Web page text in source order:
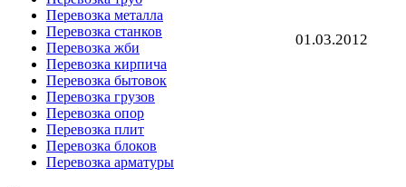
Перевозка металла
Перевозка станков
Перевозка жби
Перевозка кирпича
Перевозка бытовок
Перевозка грузов
Перевозка опор
Перевозка плит
Перевозка блоков
Перевозка арматуры
01.03.2012